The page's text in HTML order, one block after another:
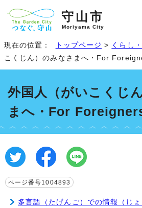
守山市
Moriyama City
現在の位置： トップページ > くらし
こくじん）のみなさまへ・For
外国人（がいこくじ
まへ・For
ページ番号1004893
多言語（たげんご）での情報（じょ